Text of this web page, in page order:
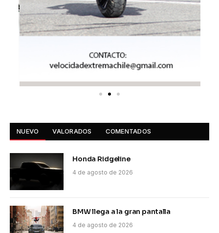
NUEVO VALORADOS COMENTADOS
Honda Ridgeline
4 de agosto de 2026
BMW llega a la gran pantalla
4 de agosto de 2026